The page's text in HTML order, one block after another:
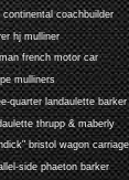
coachbuilder
hj mulliner
french motor car
mulliners
quarter landaulette barker
thrupp & maberly
bristol wagon carriage
side phaeton barker